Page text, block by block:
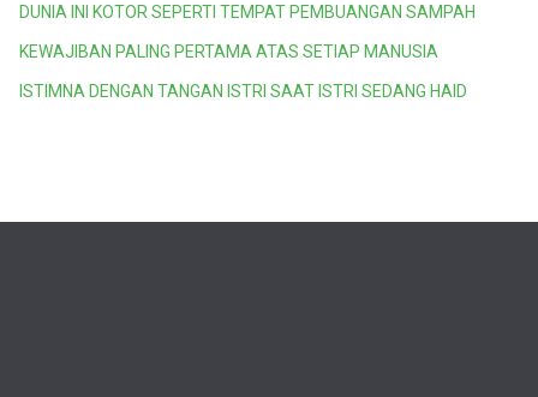
DUNIA INI KOTOR SEPERTI TEMPAT PEMBUANGAN SAMPAH
KEWAJIBAN PALING PERTAMA ATAS SETIAP MANUSIA
ISTIMNA DENGAN TANGAN ISTRI SAAT ISTRI SEDANG HAID